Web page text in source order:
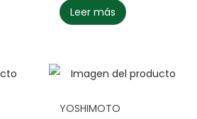
Leer más
YOSHIMOTO